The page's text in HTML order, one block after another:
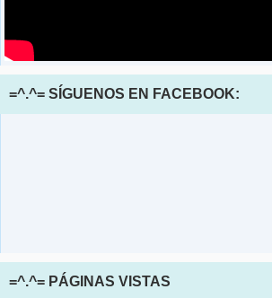
=^.^= SÍGUENOS EN FACEBOOK:
=^.^= PÁGINAS VISTAS